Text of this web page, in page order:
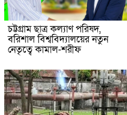
চট্টগ্রাম ছাত্র কল্যাণ পরিষদ,
বরিশাল বিশ্ববিদ্যালয়ের নতুন
নেতৃত্বে কামাল-শরীফ